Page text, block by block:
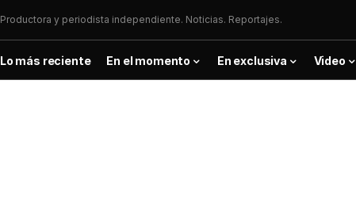
Productora y periodista independiente. Noticias. Reportajes.
Lo más reciente En el momento En exclusiva Video